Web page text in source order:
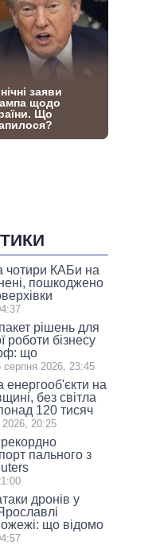
чотири КАБи на
пошкоджено
рішень для
роботи бізнесу
рф: що
серпня 2026, 23:45
енергооб'єкти на
без світла
120 тисяч
20:25
рекордно
пального з
дронів у
що відомо